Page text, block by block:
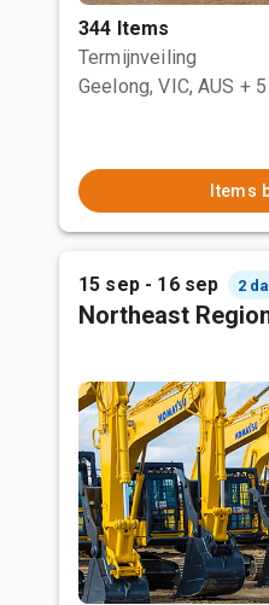
344 Items
Termijnveiling
Geelong, VIC, AUS +
Items
15 sep - 16 sep 2
Northeast